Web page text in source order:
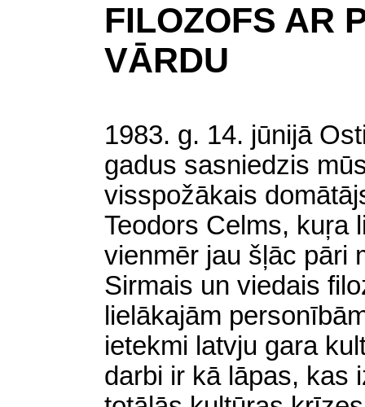
FILOZOFS AR
VĀRDU
1983. g. 14. jūnijā
gadus sasniedzis
visspožākais
Teodors Celms, kuŗa
vienmēr jau šļāc pāri
Sirmais un viedais
lielākajām
ietekmi latvju gara
darbi ir kā lāpas, kas